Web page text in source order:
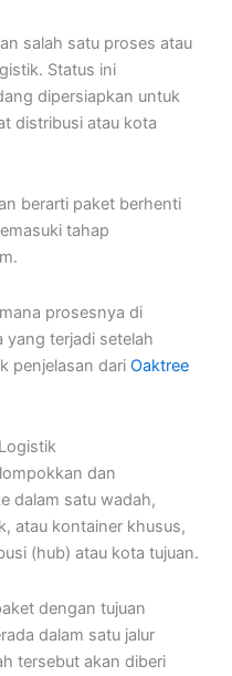
salah satu proses atau
Status ini
dipersiapkan untuk
distribusi atau kota
berarti paket berhenti
tahap
prosesnya di
yang terjadi setelah
penjelasan dari Oaktree
dan
dalam satu wadah,
atau kontainer khusus,
(hub) atau kota tujuan.
dengan tujuan
dalam satu jalur
tersebut akan diberi